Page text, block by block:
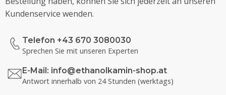
Kundenservice wenden.
Telefon +43 670 3080030
Sprechen Sie mit unseren Experten
E-Mail: info@ethanolkamin-shop.at
Antwort innerhalb von 24 Stunden (werktags)